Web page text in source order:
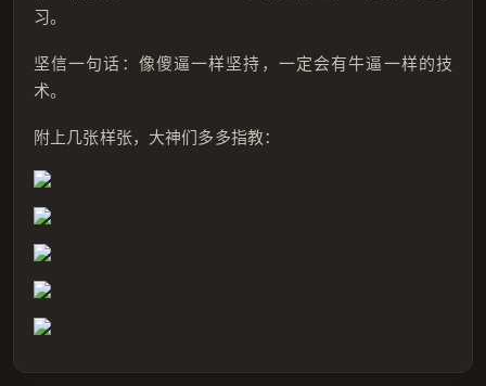
习。
坚信一句话：像傻逼一样坚持，一定会有牛逼一样的技
术。
附上几张样张，大神们多多指教：